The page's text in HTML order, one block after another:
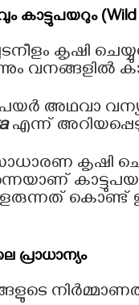
കാട്ടുപയറും (Wild
കൃഷി
വനങ്ങളിൽ
അഥവാ
എന്ന്
കൃഷി
കൊണ്ട്
പ്രാധാന്യം